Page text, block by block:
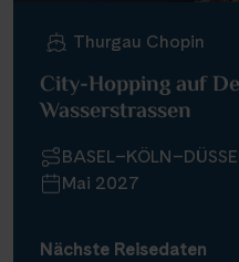
Thurgau Chopin
City-Hopping auf
Wasserstrassen
Mai 2027
Nächste Reisedaten